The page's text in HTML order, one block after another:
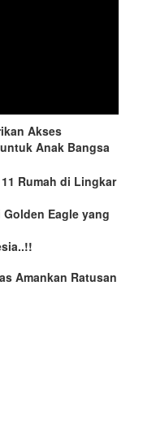
Akses
Anak Bangsa
Rumah di Lingkar
Golden Eagle yang
Amankan Ratusan